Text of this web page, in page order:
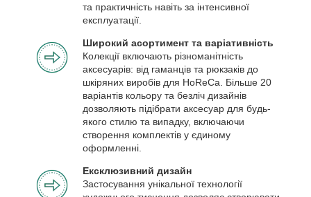
та практичність навіть за інтенсивної
експлуатації.
Широкий асортимент та варіативність
Колекції включають різноманітність
аксесуарів: від гаманців та рюкзаків до
шкіряних виробів для HoReCa. Більше 20
варіантів кольору та безліч дизайнів
дозволяють підібрати аксесуар для будь-
якого стилю та випадку, включаючи
створення комплектів у єдиному
оформленні.
Ексклюзивний дизайн
Застосування унікальної технології